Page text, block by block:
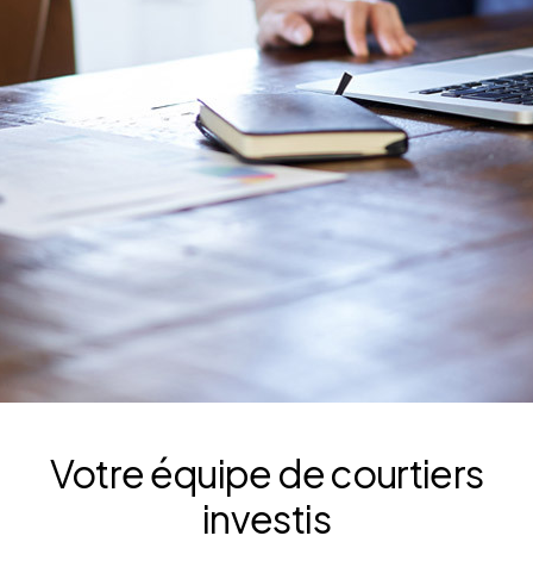
Votre équipe de courtiers
investis